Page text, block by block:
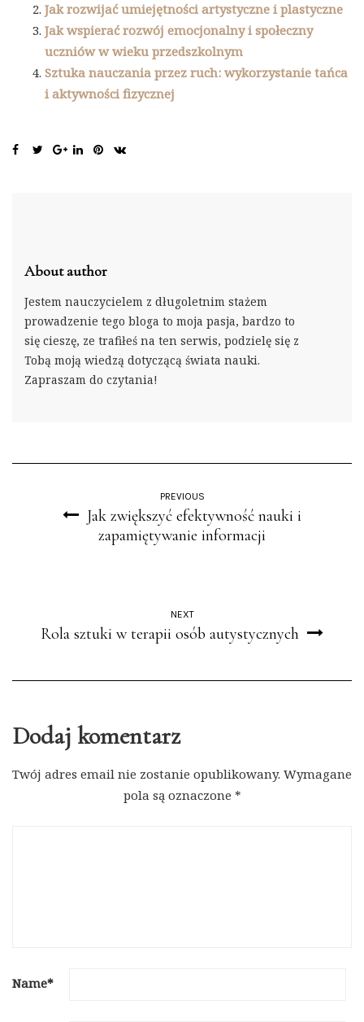
Jak rozwijać umiejętności artystyczne i plastyczne
Jak wspierać rozwój emocjonalny i społeczny
uczniów w wieku przedszkolnym
Sztuka nauczania przez ruch: wykorzystanie tańca
i aktywności fizycznej
About author
Jestem nauczycielem z długoletnim stażem
prowadzenie tego bloga to moja pasja, bardzo to
się cieszę, ze trafiłeś na ten serwis, podzielę się z
Tobą moją wiedzą dotyczącą świata nauki.
Zapraszam do czytania!
PREVIOUS
Jak zwiększyć efektywność nauki i
zapamiętywanie informacji
NEXT
Rola sztuki w terapii osób autystycznych
Dodaj komentarz
Twój adres email nie zostanie opublikowany. Wymagane
pola są oznaczone *
Name*